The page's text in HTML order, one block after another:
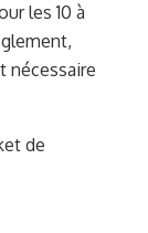
les 10 à
nécessaire
de